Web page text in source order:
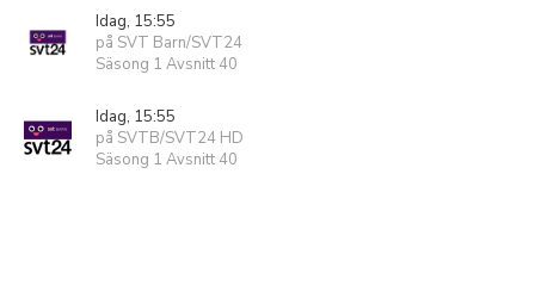
Idag, 15:55
på SVT Barn/SVT24
Säsong 1 Avsnitt 40
Idag, 15:55
på SVTB/SVT24 HD
Säsong 1 Avsnitt 40